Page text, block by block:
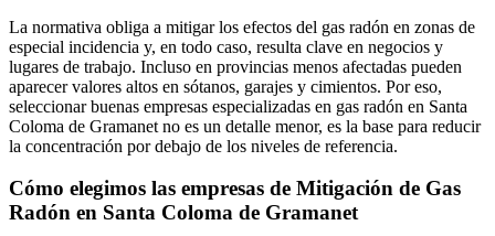
La normativa obliga a mitigar los efectos del gas radón en zonas de
especial incidencia y, en todo caso, resulta clave en negocios y
lugares de trabajo. Incluso en provincias menos afectadas pueden
aparecer valores altos en sótanos, garajes y cimientos. Por eso,
seleccionar buenas empresas especializadas en gas radón en Santa
Coloma de Gramanet no es un detalle menor, es la base para reducir
la concentración por debajo de los niveles de referencia.
Cómo elegimos las empresas de Mitigación de Gas
Radón en Santa Coloma de Gramanet